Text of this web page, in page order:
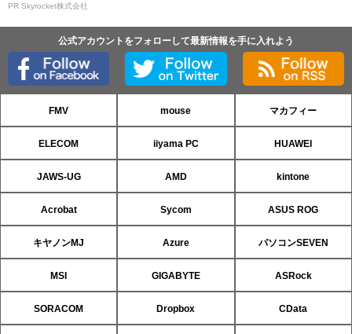
PR Skyrocket株式会社
公式アカウントをフォローして最新情報を手に入れよう
FMV mouse マカフィー
ELECOM iiyama PC HUAWEI
JAWS-UG AMD kintone
Acrobat Sycom ASUS ROG
キヤノンMJ Azure パソコンSEVEN
MSI GIGABYTE ASRock
SORACOM Dropbox CData